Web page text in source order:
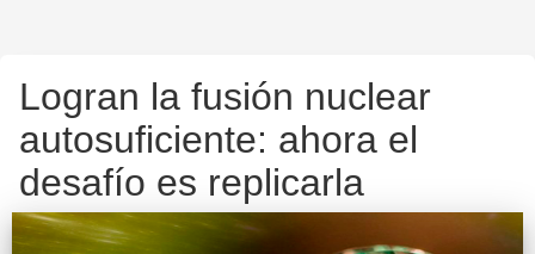
Logran la fusión nuclear
autosuficiente: ahora el
desafío es replicarla